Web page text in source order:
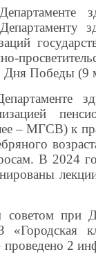
Дня Победы
– МГСВ) к
В 2024
при
2